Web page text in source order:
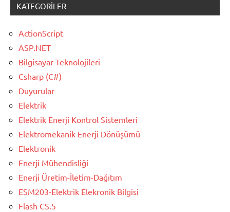
KATEGORILER
ActionScript
ASP.NET
Bilgisayar Teknolojileri
Csharp (C#)
Duyurular
Elektrik
Elektrik Enerji Kontrol Sistemleri
Elektromekanik Enerji Dönüşümü
Elektronik
Enerji Mühendisliği
Enerji Üretim-İletim-Dağıtım
ESM203-Elektrik Elekronik Bilgisi
Flash CS.5